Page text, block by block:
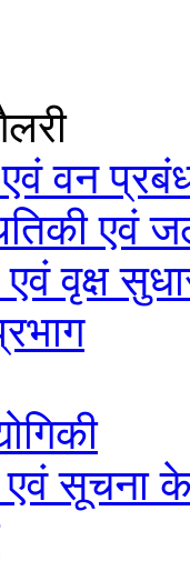
वन
एवं
वृक्ष
सूचना